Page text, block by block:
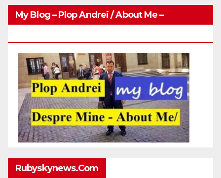
My Blog – Plop Andrei / About Me –
Rubyskynews.com